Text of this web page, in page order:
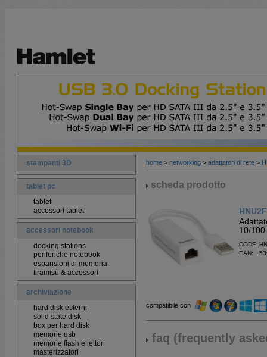
stampanti 3D
tablet pc
tablet
accessori tablet
accessori notebook
docking stations
periferiche notebook
espansioni di memoria
tiramisù & accessori
archiviazione
hard disk esterni
solid state disk
box per hard disk
memorie usb
memorie flash e lettori
masterizzatori
home > networking > adattatori di rete >
scheda prodotto
10/
CODE:
EAN:
compatibile con
faq (frequently